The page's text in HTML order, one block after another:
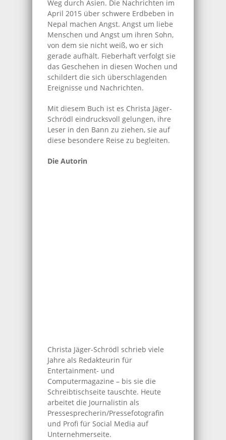
Weg durch Asien. Die Nachrichten im
April 2015 über schwere Erdbeben in
Nepal machen Angst. Angst um liebe
Menschen und Angst um ihren Sohn,
von dem sie nicht weiß, wo er sich
gerade aufhält. Fieberhaft verfolgt sie
das Geschehen in diesen Wochen und
schildert die sich überschlagenden
Ereignisse und Nachrichten.
Mit diesem Buch ist es Christa Jäger-
Schrödl eindrucksvoll gelungen, ihre
Leser in den Bann zu ziehen, sie auf
diese besondere Reise zu begleiten.
Die Autorin
Christa Jäger-Schrödl schrieb viele
Jahre als Redakteurin für
Entertainment- und
Computermagazine – bis sie die
Schreibtischseite tauschte. Heute
arbeitet die Journalistin als
Pressesprecherin/Pressefotografin
und Profi für Social Media auf
Unternehmerseite.